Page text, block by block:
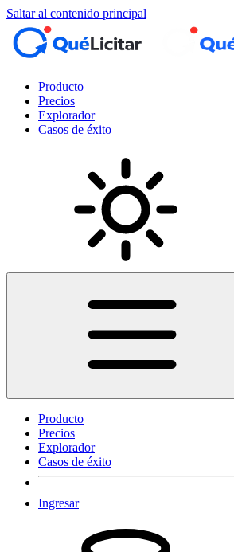
Saltar al contenido principal
Producto
Precios
Explorador
Casos de éxito
Producto
Precios
Explorador
Casos de éxito
Ingresar